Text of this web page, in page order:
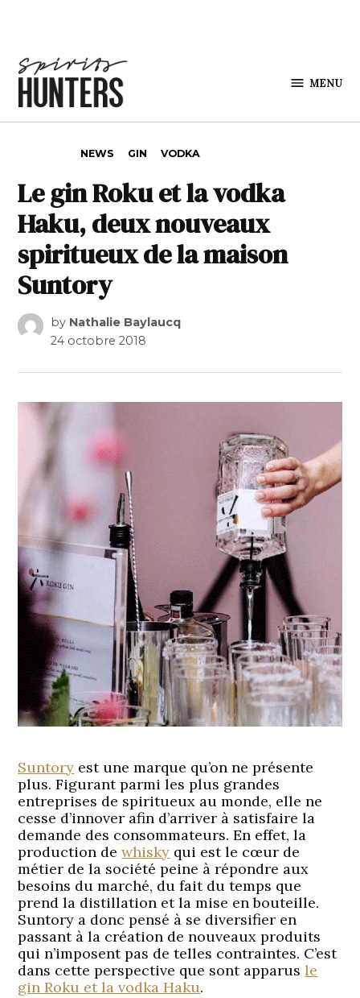
MENU
NEWS GIN VODKA
Le gin Roku et la vodka
Haku, deux nouveaux
spiritueux de la maison
Suntory
by Nathalie Baylaucq
24 octobre 2018
Suntory est une marque qu’on ne présente
plus. Figurant parmi les plus grandes
entreprises de spiritueux au monde, elle ne
cesse d’innover afin d’arriver à satisfaire la
demande des consommateurs. En effet, la
production dewhisky qui est le cœur de
métier de la société peine à répondre aux
besoins du marché, du fait du temps que
prend la distillation et la mise en bouteille.
Suntory a donc pensé à se diversifier en
passant à la création de nouveaux produits
qui n’imposent pas de telles contraintes. C’est
dans cette perspective que sont apparusle
gin Roku et la vodka Haku.